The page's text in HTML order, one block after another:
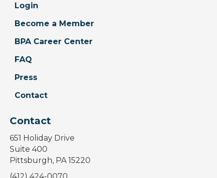
Login
Become a Member
BPA Career Center
FAQ
Press
Contact
Contact
651 Holiday Drive
Suite 400
Pittsburgh, PA 15220
(412) 424-0070